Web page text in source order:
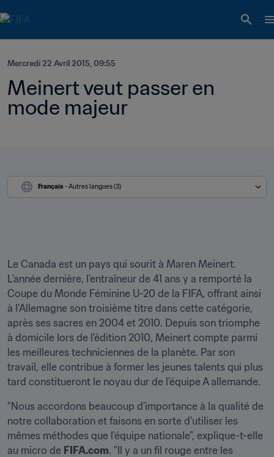
Mercredi 22 Avril 2015, 09:55
Meinert veut passer en
mode majeur
Français - Autres langues (3)
Le Canada est un pays qui sourit à Maren Meinert.
L'année dernière, l'entraîneur de 41 ans y a remporté la
Coupe du Monde Féminine U-20 de la FIFA, offrant ainsi
à l'Allemagne son troisième titre dans cette catégorie,
après ses sacres en 2004 et 2010. Depuis son triomphe
à domicile lors de l'édition 2010, Meinert compte parmi
les meilleures techniciennes de la planète. Par son
travail, elle contribue à former les jeunes talents qui plus
tard constitueront le noyau dur de l'équipe A allemande.
"Nous accordons beaucoup d'importance à la qualité de
notre collaboration et faisons en sorte d'utiliser les
mêmes méthodes que l'équipe nationale", explique-t-elle
au micro de FIFA.com. "Il y a un fil rouge entre les